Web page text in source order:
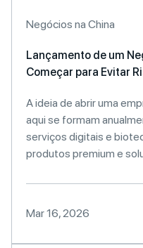
Negócios na China
Lançamento de um
Começar para Evitar
A ideia de abrir uma
aqui se formam
serviços digitais e
produtos premium e
Mar 16, 2026